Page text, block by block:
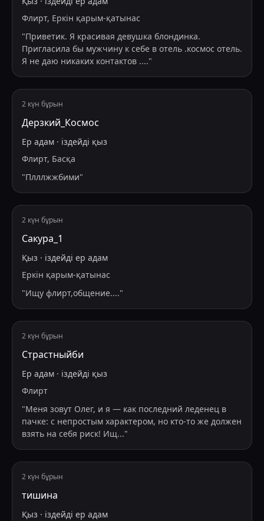
Флирт, Еркін қарым-қатынас
"Приветик. Я красивая девушка блондинка.
Пригласила бы мужчину к себе в отель .космос отель.
Я не даю никаких контактов ...."
2 күн бұрын
Дерзкий_Космос
Ер адам · іздейді қыз
Флирт, Басқа
"Плллжжбими"
2 күн бұрын
Сакура_1
Қыз · іздейді ер адам
Еркін қарым-қатынас
"Ищу флирт,общение...."
2 күн бұрын
Страстныйби
Ер адам · іздейді қыз
Флирт
"Меня зовут Олег, и я — как последний леденец в
пачке: с непростым характером, но кто-то же должен
взять на себя риск! Ищ..."
2 күн бұрын
тишина
Қыз · іздейді ер адам